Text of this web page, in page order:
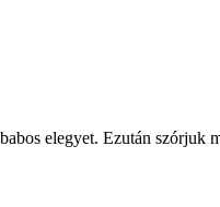
elegyet. Ezután szórjuk